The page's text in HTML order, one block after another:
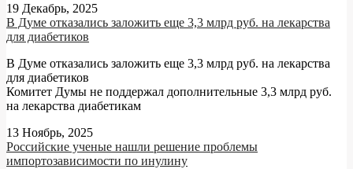
19 Декабрь, 2025
В Думе отказались заложить еще 3,3 млрд руб. на лекарства
для диабетиков
В Думе отказались заложить еще 3,3 млрд руб. на лекарства
для диабетиков
Комитет Думы не поддержал дополнительные 3,3 млрд руб.
на лекарства диабетикам
13 Ноябрь, 2025
Российские ученые нашли решение проблемы
импортозависимости по инулину